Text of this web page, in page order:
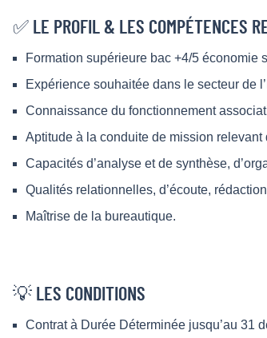
✅ LE PROFIL & LES COMPÉTENCES
Formation supérieure bac +4/5
Expérience souhaitée dans le secteur de
Connaissance du fonctionnement
Aptitude à la conduite de mission
Capacités d’analyse et de synthèse,
Qualités relationnelles, d’écoute,
Maîtrise de la bureautique.
💡 LES CONDITIONS
Contrat à Durée Déterminée jusqu’au 31